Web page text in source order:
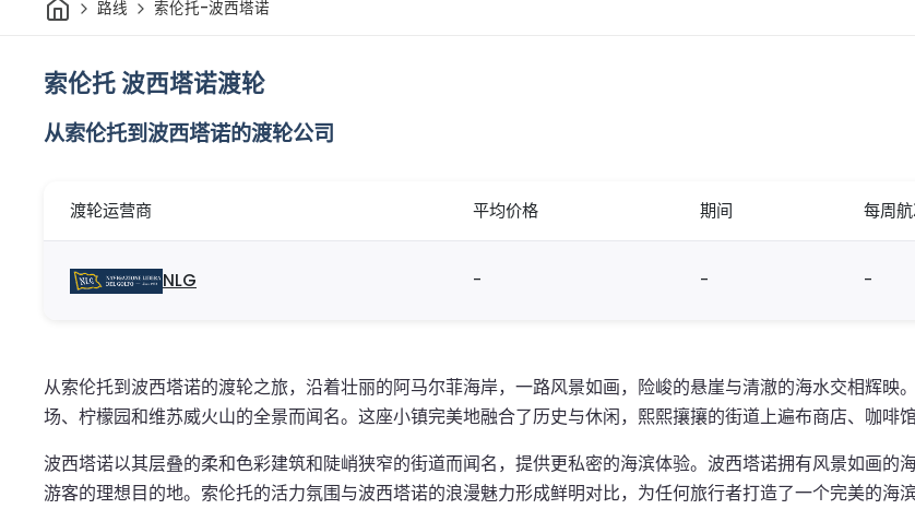
路线 索伦托-波西塔诺
索伦托 波西塔诺渡轮
从索伦托到波西塔诺的渡轮公司
渡轮运营商 平均价格 期间 每周
NLG - - -
从索伦托到波西塔诺的渡轮之旅，沿着壮丽的阿马尔菲海岸，一路风景如画，险峻的悬崖与清澈的海水交相辉
场、柠檬园和维苏威火山的全景而闻名。这座小镇完美地融合了历史与休闲，熙熙攘攘的街道上遍布商店、咖啡馆
波西塔诺以其层叠的柔和色彩建筑和陡峭狭窄的街道而闻名，提供更私密的海滨体验。波西塔诺拥有风景如画
游客的理想目的地。索伦托的活力氛围与波西塔诺的浪漫魅力形成鲜明对比，为任何旅行者打造了一个完美的海滨